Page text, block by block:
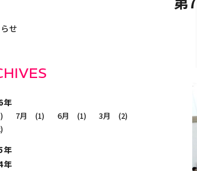
CONTACT
せ
年
7月 (1) 6月 (1)
3月 (2)
年
年